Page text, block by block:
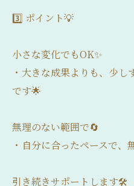
3️⃣ ポイント💡
小さな変化でもOK✨
・大きな成果よりも、少
です🌟
無理のない範囲で🔄
・自分に合ったペースで
引き続きサポートします🛠️